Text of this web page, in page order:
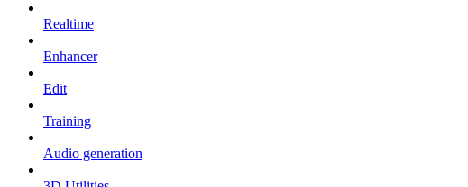
Realtime
Enhancer
Edit
Training
Audio generation